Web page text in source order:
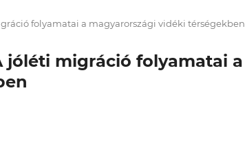
folyamatai a magyarországi vidéki térségekben
jóléti migráció folyamatai a